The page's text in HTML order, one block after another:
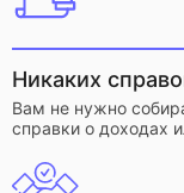
Никаких
Вам не нужно
справки о доходах